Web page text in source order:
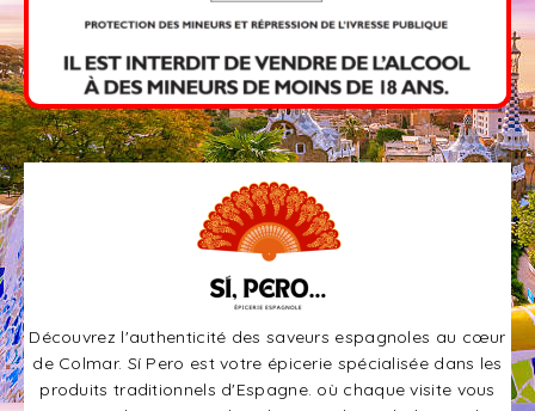
Découvrez l'authenticité des saveurs espagnoles au cœur
de Colmar. Sí Pero est votre épicerie spécialisée dans les
produits traditionnels d'Espagne. où chaque visite vous